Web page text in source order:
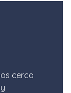
cerca